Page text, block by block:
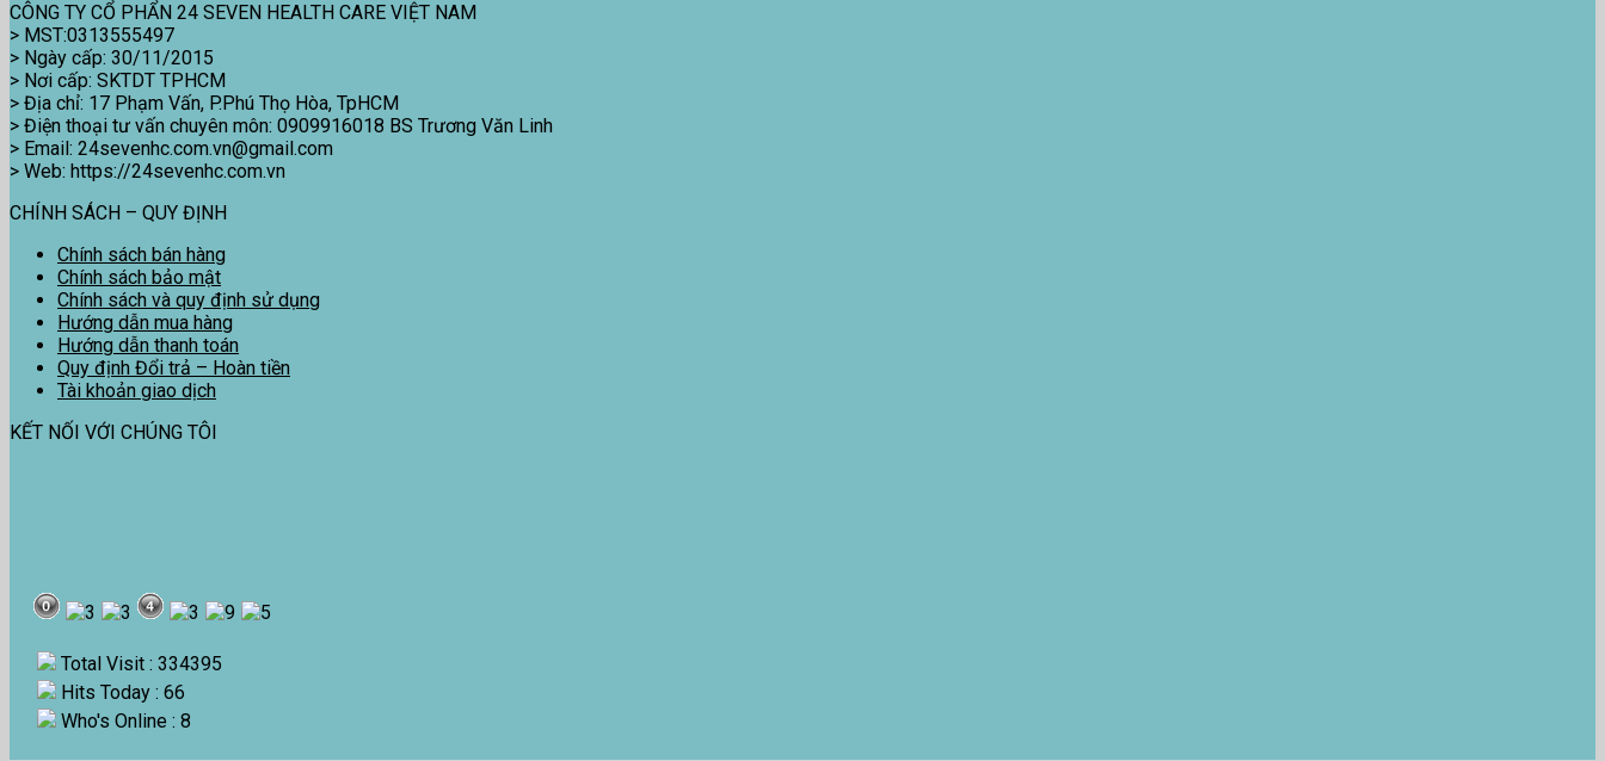
CÔNG TY CỔ PHẨN 24 SEVEN HEALTH CARE VIỆT NAM
> MST:0313555497
> Ngày cấp: 30/11/2015
> Nơi cấp: SKTDT TPHCM
> Địa chỉ: 17 Phạm Vấn, P.Phú Thọ Hòa, TpHCM
> Điện thoại tư vấn chuyên môn: 0909916018 BS Trương Văn Linh
> Email: 24sevenhc.com.vn@gmail.com
> Web: https://24sevenhc.com.vn
CHÍNH SÁCH – QUY ĐỊNH
Chính sách bán hàng
Chính sách bảo mật
Chính sách và quy định sử dụng
Hướng dẫn mua hàng
Hướng dẫn thanh toán
Quy định Đổi trả – Hoàn tiền
Tài khoản giao dịch
KẾT NỐI VỚI CHÚNG TÔI
Total Visit : 334395
Hits Today : 66
Who's Online : 8